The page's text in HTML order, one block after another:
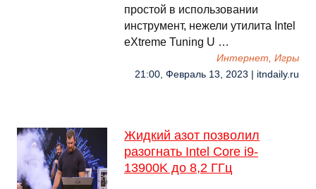
простой в использовании
инструмент, нежели утилита Intel
eXtreme Tuning U …
Интернет, Игры
21:00, Февраль 13, 2023 | itndaily.ru
Жидкий азот позволил
разогнать Intel Core i9-
13900K до 8,2 ГГц